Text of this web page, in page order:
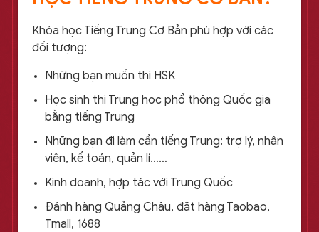
Khóa học Tiếng Trung Cơ Bản phù hợp với các
đối tượng:
Những bạn muốn thi HSK
Học sinh thi Trung học phổ thông Quốc gia
bằng tiếng Trung
Những bạn đi làm cần tiếng Trung: trợ lý, nhân
viên, kế toán, quản lí……
Kinh doanh, hợp tác với Trung Quốc
Đánh hàng Quảng Châu, đặt hàng Taobao,
Tmall, 1688